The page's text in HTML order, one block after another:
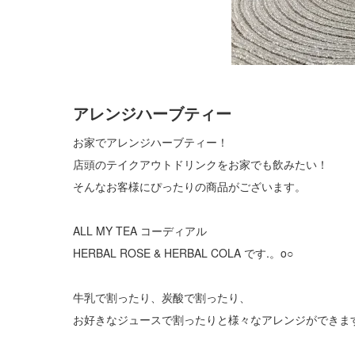
アレンジハーブティー
お家でアレンジハーブティー！
店頭のテイクアウトドリンクをお家でも飲みたい！
そんなお客様にぴったりの商品がございます。
ALL MY TEA コーディアル
HERBAL ROSE & HERBAL COLA です.。o○
牛乳で割ったり、炭酸で割ったり、
お好きなジュースで割ったりと様々なアレンジができま